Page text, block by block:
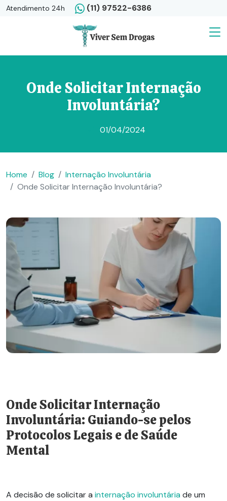
Atendimento 24h (11) 97522-6386
Onde Solicitar Internação
Involuntária?
01/04/2024
Home Blog
Internação Involuntária
Onde Solicitar Internação Involuntária?
Onde Solicitar Internação
Involuntária: Guiando-se pelos
Protocolos Legais e de Saúde
Mental
A decisão de solicitar a internação involuntáriade um